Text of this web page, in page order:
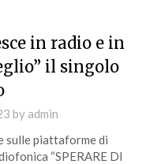
in radio e in
il singolo
by admin
sulle piattaforme di
“SPERARE DI